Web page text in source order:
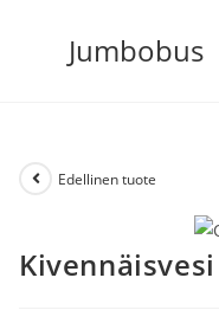
sisältöön
Jumbobus
Edellinen tuote